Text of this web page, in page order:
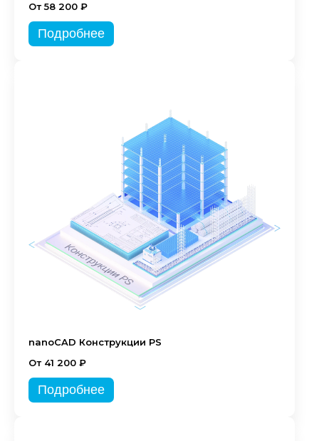
От 58 200 ₽
Подробнее
nanoCAD Конструкции PS
От 41 200 ₽
Подробнее